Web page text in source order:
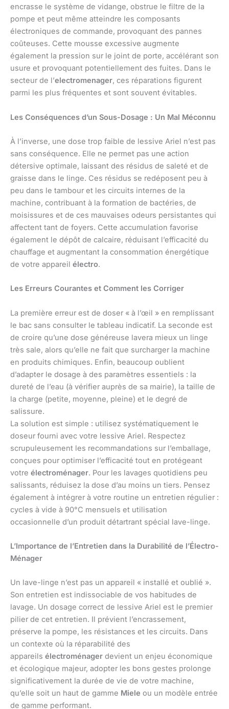
encrasse le système de vidange, obstrue le filtre de la
pompe et peut même atteindre les composants
électroniques de commande, provoquant des pannes
coûteuses. Cette mousse excessive augmente
également la pression sur le joint de porte, accélérant son
usure et provoquant potentiellement des fuites. Dans le
secteur de l’electromenager, ces réparations figurent
parmi les plus fréquentes et sont souvent évitables.
Les Conséquences d’un Sous-Dosage : Un Mal Méconnu
À l’inverse, une dose trop faible de lessive Ariel n’est pas
sans conséquence. Elle ne permet pas une action
détersive optimale, laissant des résidus de saleté et de
graisse dans le linge. Ces résidus se redéposent peu à
peu dans le tambour et les circuits internes de la
machine, contribuant à la formation de bactéries, de
moisissures et de ces mauvaises odeurs persistantes qui
affectent tant de foyers. Cette accumulation favorise
également le dépôt de calcaire, réduisant l’efficacité du
chauffage et augmentant la consommation énergétique
de votre appareil électro.
Les Erreurs Courantes et Comment les Corriger
La première erreur est de doser « à l’œil » en remplissant
le bac sans consulter le tableau indicatif. La seconde est
de croire qu’une dose généreuse lavera mieux un linge
très sale, alors qu’elle ne fait que surcharger la machine
en produits chimiques. Enfin, beaucoup oublient
d’adapter le dosage à des paramètres essentiels : la
dureté de l’eau (à vérifier auprès de sa mairie), la taille de
la charge (petite, moyenne, pleine) et le degré de
salissure.
La solution est simple : utilisez systématiquement le
doseur fourni avec votre lessive Ariel. Respectez
scrupuleusement les recommandations sur l’emballage,
conçues pour optimiser l’efficacité tout en protégeant
votre électroménager. Pour les lavages quotidiens peu
salissants, réduisez la dose d’au moins un tiers. Pensez
également à intégrer à votre routine un entretien régulier :
cycles à vide à 90°C mensuels et utilisation
occasionnelle d’un produit détartrant spécial lave-linge.
L’Importance de l’Entretien dans la Durabilité de l’Électro-
Ménager
Un lave-linge n’est pas un appareil « installé et oublié ».
Son entretien est indissociable de vos habitudes de
lavage. Un dosage correct de lessive Ariel est le premier
pilier de cet entretien. Il prévient l’encrassement,
préserve la pompe, les résistances et les circuits. Dans
un contexte où la réparabilité des
appareils électroménager devient un enjeu économique
et écologique majeur, adopter les bons gestes prolonge
significativement la durée de vie de votre machine,
qu’elle soit un haut de gamme Miele ou un modèle entrée
de gamme performant.